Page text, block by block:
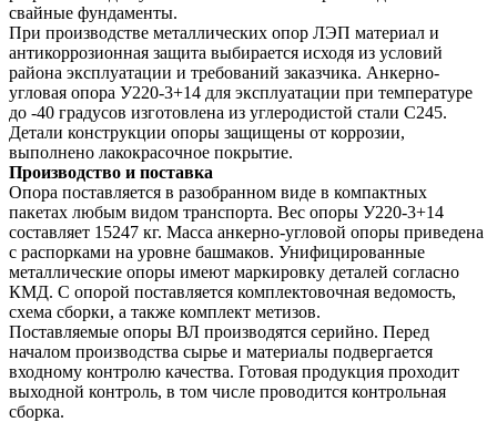
свайные фундаменты.
При производстве металлических опор ЛЭП материал и
антикоррозионная защита выбирается исходя из условий
района эксплуатации и требований заказчика. Анкерно-
угловая опора У220-3+14 для эксплуатации при температуре
до -40 градусов изготовлена из углеродистой стали С245.
Детали конструкции опоры защищены от коррозии,
выполнено лакокрасочное покрытие.
Производство и поставка
Опора поставляется в разобранном виде в компактных
пакетах любым видом транспорта. Вес опоры У220-3+14
составляет 15247 кг. Масса анкерно-угловой опоры приведена
с распорками на уровне башмаков. Унифицированные
металлические опоры имеют маркировку деталей согласно
КМД. С опорой поставляется комплектовочная ведомость,
схема сборки, а также комплект метизов.
Поставляемые опоры ВЛ производятся серийно. Перед
началом производства сырье и материалы подвергается
входному контролю качества. Готовая продукция проходит
выходной контроль, в том числе проводится контрольная
сборка.